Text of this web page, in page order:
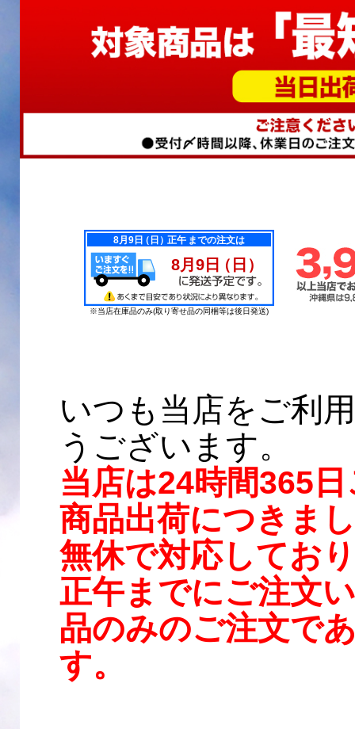
※当店在庫品のみ(取り寄せ品の同梱等は後日発送)
いつも当店をご利
うございます。
当店は24時間365
商品出荷につきま
無休で対応してお
正午までにご注文
品のみのご注文で
す。